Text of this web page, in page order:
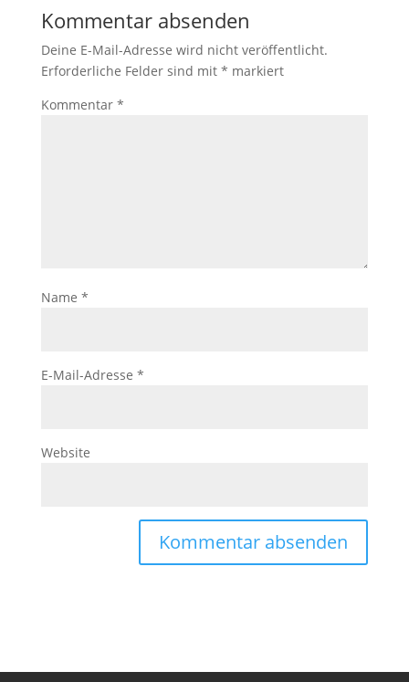
Kommentar absenden
Deine E-Mail-Adresse wird nicht veröffentlicht.
Erforderliche Felder sind mit * markiert
Kommentar *
Name *
E-Mail-Adresse *
Website